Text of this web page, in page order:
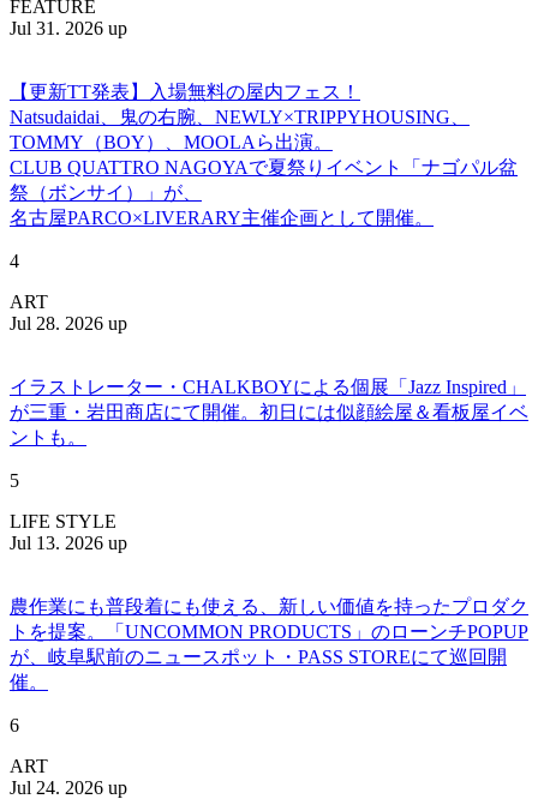
FEATURE
Jul 31. 2026 up
【更新TT発表】入場無料の屋内フェス！
Natsudaidai、鬼の右腕、NEWLY×TRIPPYHOUSING、
TOMMY（BOY）、MOOLAら出演。
CLUB QUATTRO NAGOYAで夏祭りイベント「ナゴパル盆
祭（ボンサイ）」が、
名古屋PARCO×LIVERARY主催企画として開催。
4
ART
Jul 28. 2026 up
イラストレーター・CHALKBOYによる個展「Jazz Inspired」
が三重・岩田商店にて開催。初日には似顔絵屋＆看板屋イベ
ントも。
5
LIFE STYLE
Jul 13. 2026 up
農作業にも普段着にも使える、新しい価値を持ったプロダク
トを提案。「UNCOMMON PRODUCTS」のローンチPOPUP
が、岐阜駅前のニュースポット・PASS STOREにて巡回開
催。
6
ART
Jul 24. 2026 up